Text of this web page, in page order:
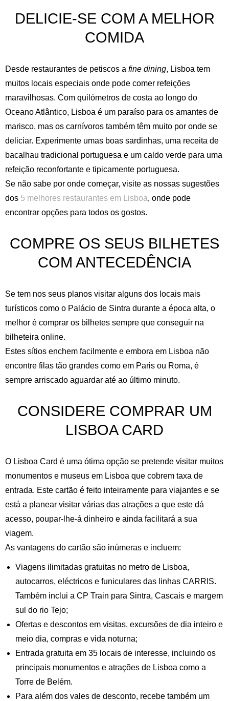
Inglês Espanhol
Francês
Italiano
Português
Russo
DELICIE-SE COM A MELHOR
COMIDA
Desde restaurantes de petiscos a fine dining, Lisboa tem
muitos locais especiais onde pode comer refeições
maravilhosas. Com quilómetros de costa ao longo do
Oceano Atlântico, Lisboa é um paraíso para os amantes de
marisco, mas os carnívoros também têm muito por onde se
deliciar. Experimente umas boas sardinhas, uma receita de
bacalhau tradicional portuguesa e um caldo verde para uma
refeição reconfortante e tipicamente portuguesa.
Se não sabe por onde começar, visite as nossas sugestões
dos 5 melhores restaurantes em Lisboa, onde pode
encontrar opções para todos os gostos.
COMPRE OS SEUS BILHETES
COM ANTECEDÊNCIA
Se tem nos seus planos visitar alguns dos locais mais
turísticos como o Palácio de Sintra durante a época alta, o
melhor é comprar os bilhetes sempre que conseguir na
bilheteira online.
Estes sítios enchem facilmente e embora em Lisboa não
encontre filas tão grandes como em Paris ou Roma, é
sempre arriscado aguardar até ao último minuto.
CONSIDERE COMPRAR UM
LISBOA CARD
O Lisboa Card é uma ótima opção se pretende visitar muitos
monumentos e museus em Lisboa que cobrem taxa de
entrada. Este cartão é feito inteiramente para viajantes e se
está a planear visitar várias das atrações a que este dá
acesso, poupar-lhe-á dinheiro e ainda facilitará a sua
viagem.
As vantagens do cartão são inúmeras e incluem:
Viagens ilimitadas gratuitas no metro de Lisboa,
autocarros, eléctricos e funiculares das linhas CARRIS.
Também inclui a CP Train para Sintra, Cascais e margem
sul do rio Tejo;
Ofertas e descontos em visitas, excursões de dia inteiro e
meio dia, compras e vida noturna;
Entrada gratuita em 35 locais de interesse, incluindo os
principais monumentos e atrações de Lisboa como a
Torre de Belém.
Para além dos vales de desconto, recebe também um